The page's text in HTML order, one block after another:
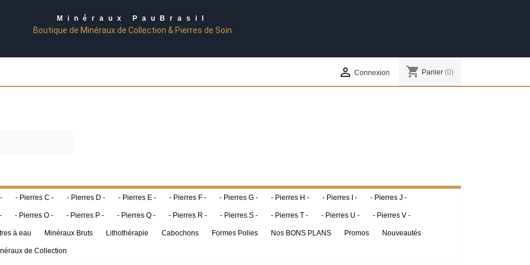
Minéraux PauBrasil
Boutique de Minéraux de Collection & Pierres de Soin
 Connexion shopping_cart Panier (0)
- Pierres C - - Pierres D - - Pierres E - - Pierres F - - Pierres G - - Pierres H - - Pierres I - - Pierres J -
- Pierres O - - Pierres P - - Pierres Q - - Pierres R - - Pierres S - - Pierres T - - Pierres U - - Pierres V -
à eau Minéraux Bruts Lithothérapie Cabochons Formes Polies Nos BONS PLANS Promos Nouveautés
de Collection